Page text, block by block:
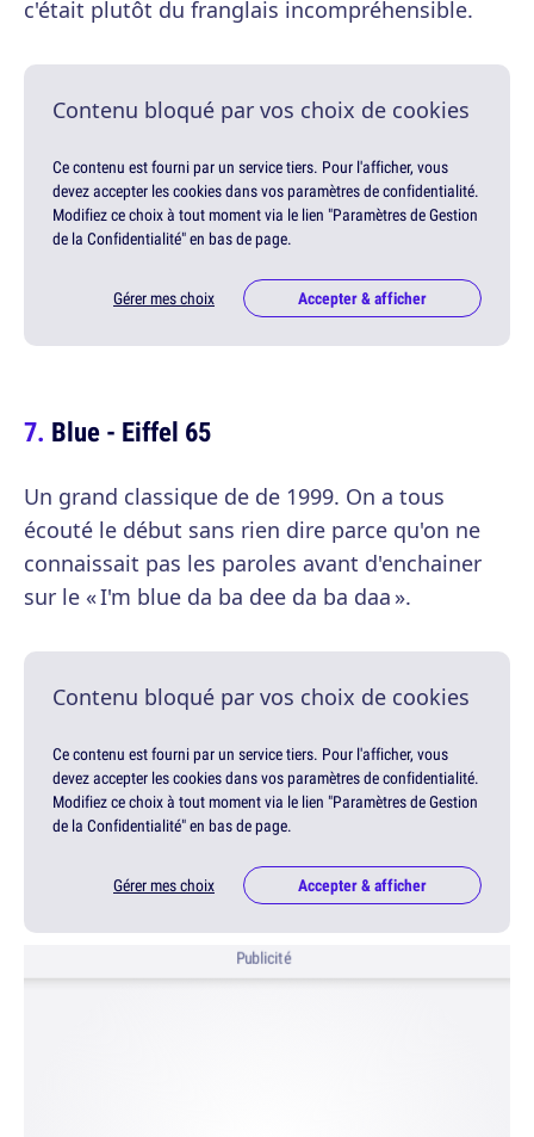
c'était plutôt du franglais incompréhensible.
Contenu bloqué par vos choix de cookies
Ce contenu est fourni par un service tiers. Pour l'afficher, vous
devez accepter les cookies dans vos paramètres de confidentialité.
Modifiez ce choix à tout moment via le lien "Paramètres de Gestion
de la Confidentialité" en bas de page.
Gérer mes choix Accepter & afficher
Blue - Eiffel 65
Un grand classique de de 1999. On a tous
écouté le début sans rien dire parce qu'on ne
connaissait pas les paroles avant d'enchainer
sur le « I'm blue da ba dee da ba daa ».
Contenu bloqué par vos choix de cookies
Ce contenu est fourni par un service tiers. Pour l'afficher, vous
devez accepter les cookies dans vos paramètres de confidentialité.
Modifiez ce choix à tout moment via le lien "Paramètres de Gestion
de la Confidentialité" en bas de page.
Gérer mes choix Accepter & afficher
Publicité